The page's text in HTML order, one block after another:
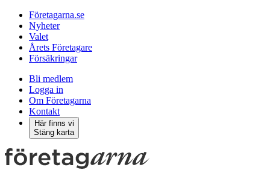
Företagarna.se
Nyheter
Valet
Årets Företagare
Försäkringar
Bli medlem
Logga in
Om Företagarna
Kontakt
Här finns vi
Stäng karta